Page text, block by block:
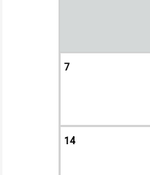
7
14